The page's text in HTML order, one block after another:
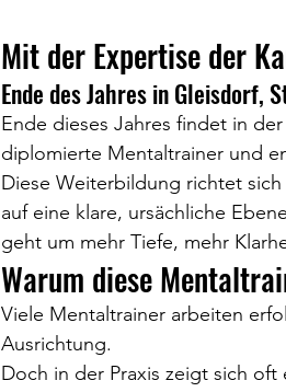
Mit der Expertise der
Ende des Jahres in Gleisdorf,
Ende dieses Jahres findet in
diplomierte Mentaltrainer und
Diese Weiterbildung richtet
auf eine klare, ursächliche
geht um mehr Tiefe, mehr
Warum diese
Viele Mentaltrainer arbeiten
Ausrichtung.
Doch in der Praxis zeigt sich